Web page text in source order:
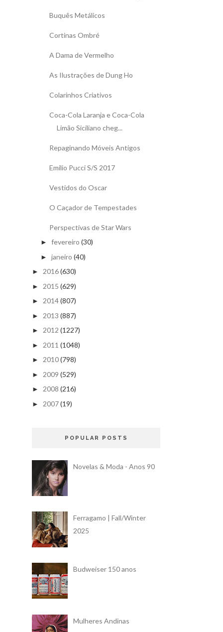
Buquês Metálicos
Cortinas Ombré
A Dama de Vermelho
As Ilustrações de Dung Ho
Colarinhos Criativos
Coca-Cola Laranja e Coca-Cola
Limão Siciliano cheg...
Repaginando Móveis Antigos
Emilio Pucci S/S 2017
Vestidos do Oscar
O Caçador de Tempestades
Perspectivas de Star Wars
► fevereiro (30)
► janeiro (40)
► 2016(630)
► 2015 (629)
► 2014(807)
► 2013 (887)
► 2012 (1227)
► 2011 (1048)
► 2010(798)
► 2009 (529)
► 2008 (216)
► 2007(19)
POPULAR POSTS
Novelas & Moda - Anos 90
Ferragamo | Fall/Winter
2025
Budweiser 150 anos
Mulheres Andinas